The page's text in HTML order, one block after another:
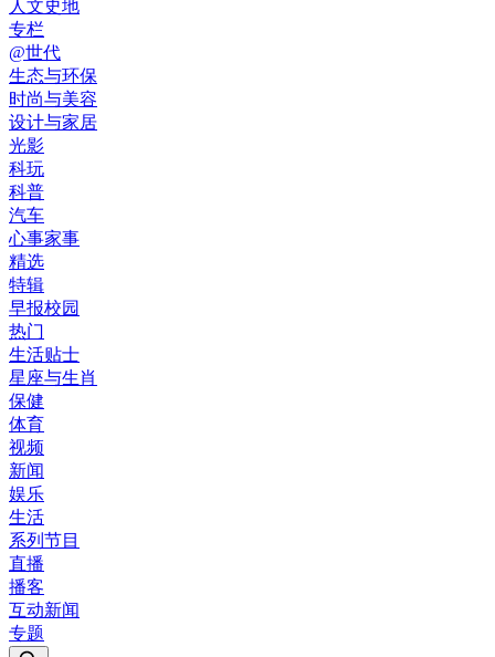
人文史地
专栏
@世代
生态与环保
时尚与美容
设计与家居
光影
科玩
科普
汽车
心事家事
精选
特辑
早报校园
热门
生活贴士
星座与生肖
保健
体育
视频
新闻
娱乐
生活
系列节目
直播
播客
互动新闻
专题